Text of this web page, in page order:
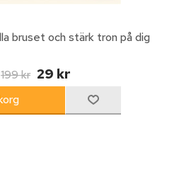
bruset och stärk tron på dig
199 kr 29 kr